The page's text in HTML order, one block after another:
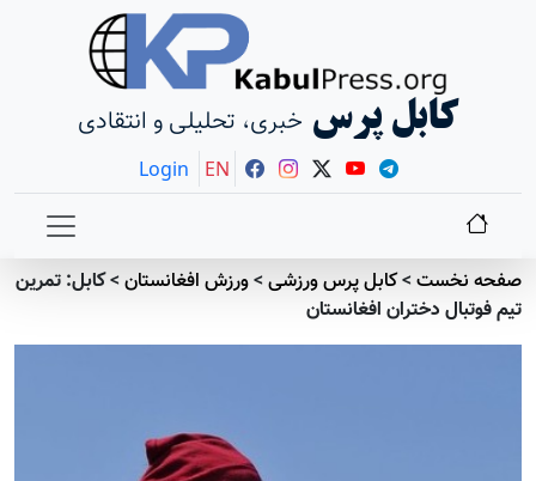
کابل پرس خبری، تحلیلی و انتقادی
Login EN
صفحه نخست>کابل پرس ورزشی>ورزش افغانستان>کابل: تمرین
تیم فوتبال دختران افغانستان